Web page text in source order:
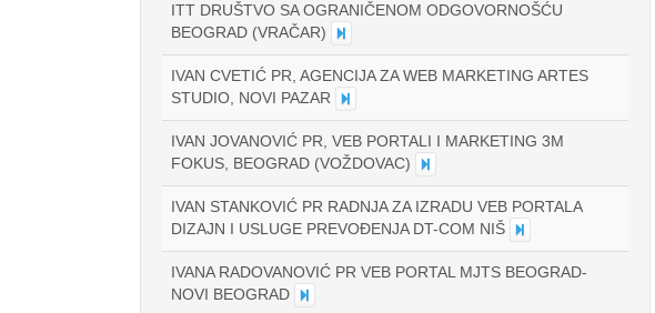
ITT DRUŠTVO SA OGRANIČENOM ODGOVORNOŠĆU
BEOGRAD (VRAČAR)
IVAN CVETIĆ PR, AGENCIJA ZA WEB MARKETING ARTES
STUDIO, NOVI PAZAR
IVAN JOVANOVIĆ PR, VEB PORTALI I MARKETING 3M
FOKUS, BEOGRAD (VOŽDOVAC)
IVAN STANKOVIĆ PR RADNJA ZA IZRADU VEB PORTALA
DIZAJN I USLUGE PREVOĐENJA DT-COM NIŠ
IVANA RADOVANOVIĆ PR VEB PORTAL MJTS BEOGRAD-
NOVI BEOGRAD